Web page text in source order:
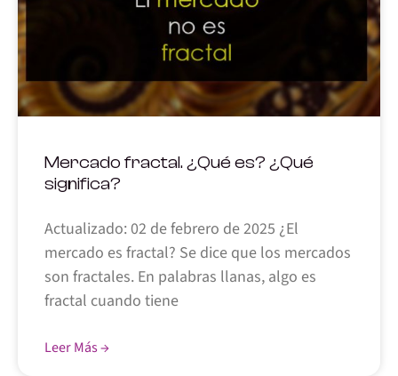
Mercado fractal. ¿Qué es? ¿Qué
significa?
Actualizado: 02 de febrero de 2025 ¿El
mercado es fractal? Se dice que los mercados
son fractales. En palabras llanas, algo es
fractal cuando tiene
Leer Más →